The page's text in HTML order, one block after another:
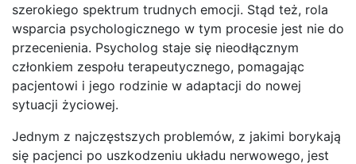
szerokiego spektrum trudnych emocji. Stąd też, rola
wsparcia psychologicznego w tym procesie jest nie do
przecenienia. Psycholog staje się nieodłącznym
członkiem zespołu terapeutycznego, pomagając
pacjentowi i jego rodzinie w adaptacji do nowej
sytuacji życiowej.
Jednym z najczęstszych problemów, z jakimi borykają
się pacjenci po uszkodzeniu układu nerwowego, jest